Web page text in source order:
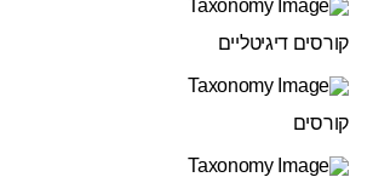
קורסים דיגיטליים
קורסים